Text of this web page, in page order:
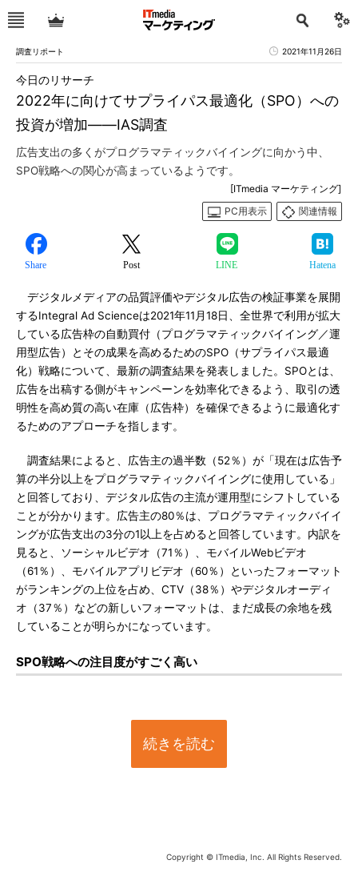
調査リポート 2021年11月26日
2022年に向けてサプライパス最適化（SPO）への
投資が増加――IAS調査
今日のリサーチ
広告支出の多くがプログラマティックバイイングに向かう中、
SPO戦略への関心が高まっているようです。
[ITmedia マーケティング]
PC用表示
関連情報
Share Post LINE Hatena
デジタルメディアの品質評価やデジタル広告の検証事業を展開
するIntegral Ad Scienceは2021年11月18日、全世界で利用が拡大
している広告枠の自動買付（プログラマティックバイイング／運
用型広告）とその成果を高めるためのSPO（サプライパス最適
化）戦略について、最新の調査結果を発表しました。SPOとは、
広告を出稿する側がキャンペーンを効率化できるよう、取引の透
明性を高め質の高い在庫（広告枠）を確保できるように最適化す
るためのアプローチを指します。
調査結果によると、広告主の過半数（52％）が「現在は広告予
算の半分以上をプログラマティックバイイングに使用している」
と回答しており、デジタル広告の主流が運用型にシフトしている
ことが分かります。広告主の80％は、プログラマティックバイイ
ングが広告支出の3分の1以上を占めると回答しています。内訳を
見ると、ソーシャルビデオ（71％）、モバイルWebビデオ
（61％）、モバイルアプリビデオ（60％）といったフォーマット
がランキングの上位を占め、CTV（38％）やデジタルオーディ
オ（37％）などの新しいフォーマットは、まだ成長の余地を残
していることが明らかになっています。
SPO戦略への注目度がすごく高い
続きを読む
Copyright © ITmedia, Inc. All Rights Reserved.